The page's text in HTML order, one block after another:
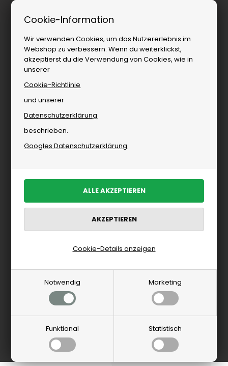
Cookie-Information
Wir verwenden Cookies, um das Nutzererlebnis im
Webshop zu verbessern. Wenn du weiterklickst,
akzeptierst du die Verwendung von Cookies, wie in
unserer
Cookie-Richtlinie
und unserer
Datenschutzerklärung
beschrieben.
Googles Datenschutzerklärung
Notwendig Marketing
Funktional Statistisch
Cookie-Details anzeigen
Marken»Wohnen
Ausgewählte Artikel
PRODUKTE FILTERN